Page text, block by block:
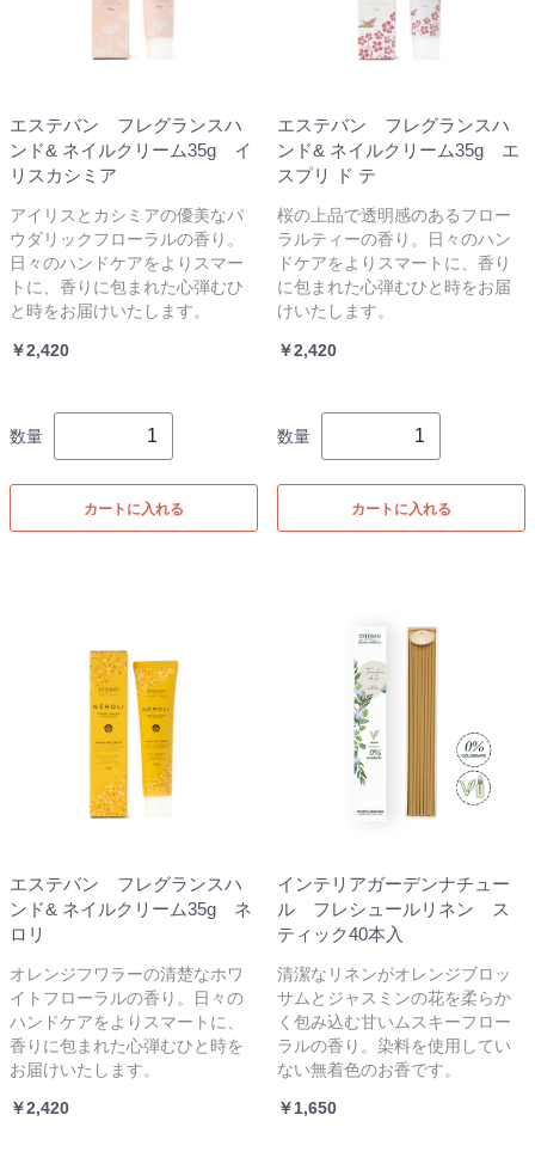
エステバン フレグランスハ
ンド& ネイルクリーム35g イ
リスカシミア
アイリスとカシミアの優美なパ
ウダリックフローラルの香り。
日々のハンドケアをよりスマー
トに、香りに包まれた心弾むひ
と時をお届けいたします。
￥2,420
数量
カートに入れる
エステバン フレグランスハ
ンド& ネイルクリーム35g エ
スプリ ド テ
桜の上品で透明感のあるフロー
ラルティーの香り。日々のハン
ドケアをよりスマートに、香り
に包まれた心弾むひと時をお届
けいたします。
￥2,420
数量
カートに入れる
エステバン フレグランスハ
ンド& ネイルクリーム35g ネ
ロリ
オレンジフワラーの清楚なホワ
イトフローラルの香り。日々の
ハンドケアをよりスマートに、
香りに包まれた心弾むひと時を
お届けいたします。
￥2,420
インテリアガーデンナチュー
ル フレシュールリネン ス
ティック40本入
清潔なリネンがオレンジブロッ
サムとジャスミンの花を柔らか
く包み込む甘いムスキーフロー
ラルの香り。染料を使用してい
ない無着色のお香です。
￥1,650